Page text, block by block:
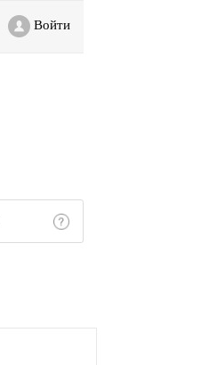
Войти